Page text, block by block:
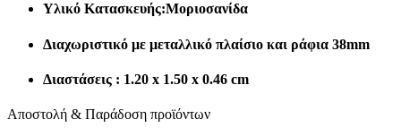
Υλικό Κατασκευής:Μοριοσανίδα
Διαχωριστικό με μεταλλικό πλαίσιο και ράφια 38mm
Διαστάσεις : 1.20 x 1.50 x 0.46 cm
Αποστολή & Παράδοση προϊόντων